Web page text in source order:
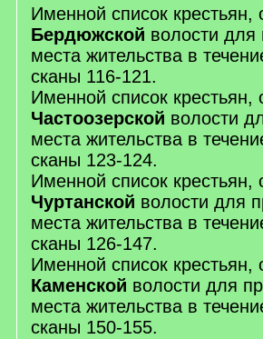
Именной список крестьян,
Бердюжской волости для
места жительства в
сканы 116-121.
Именной список крестьян,
Частоозерской волости
места жительства в
сканы 123-124.
Именной список крестьян,
Чуртанской волости для
места жительства в
сканы 126-147.
Именной список крестьян,
Каменской волости для
места жительства в
сканы 150-155.